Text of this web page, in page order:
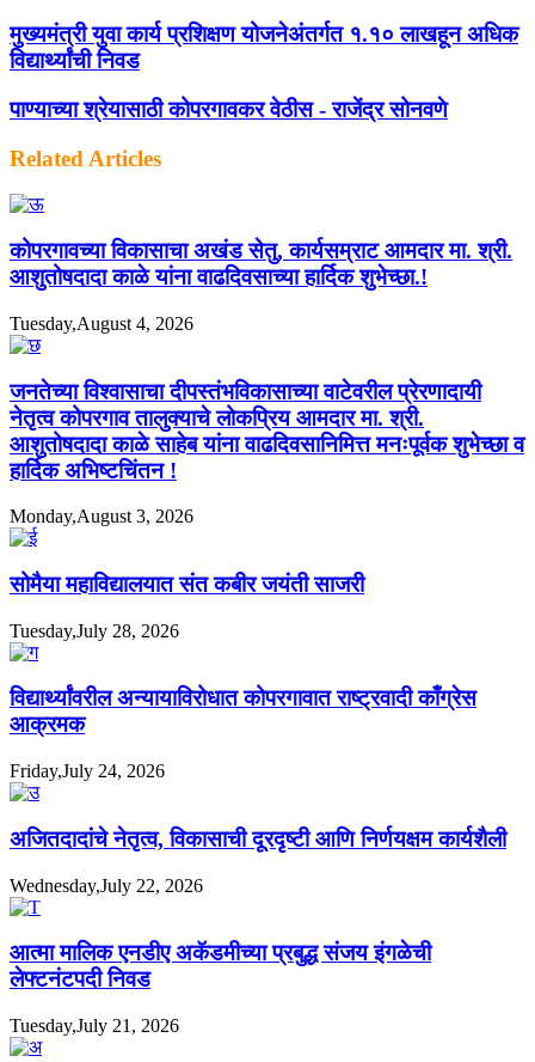
मुख्यमंत्री युवा कार्य प्रशिक्षण योजनेअंतर्गत १.१० लाखहून अधिक
विद्यार्थ्यांची निवड
पाण्याच्या श्रेयासाठी कोपरगावकर वेठीस - राजेंद्र सोनवणे
Related Articles
कोपरगावच्या विकासाचा अखंड सेतु, कार्यसम्राट आमदार मा. श्री.
आशुतोषदादा काळे यांना वाढदिवसाच्या हार्दिक शुभेच्छा.!
Tuesday,August 4, 2026
जनतेच्या विश्वासाचा दीपस्तंभविकासाच्या वाटेवरील प्रेरणादायी
नेतृत्व कोपरगाव तालुक्याचे लोकप्रिय आमदार मा. श्री.
आशुतोषदादा काळे साहेब यांना वाढदिवसानिमित्त मनःपूर्वक शुभेच्छा व
हार्दिक अभिष्टचिंतन !
Monday,August 3, 2026
सोमैया महाविद्यालयात संत कबीर जयंती साजरी
Tuesday,July 28, 2026
विद्यार्थ्यांवरील अन्यायाविरोधात कोपरगावात राष्ट्रवादी काँग्रेस
आक्रमक
Friday,July 24, 2026
अजितदादांचे नेतृत्व, विकासाची दूरदृष्टी आणि निर्णयक्षम कार्यशैली
Wednesday,July 22, 2026
आत्मा मालिक एनडीए अकॅडमीच्या प्रबुद्ध संजय इंगळेची
लेफ्टनंटपदी निवड
Tuesday,July 21, 2026